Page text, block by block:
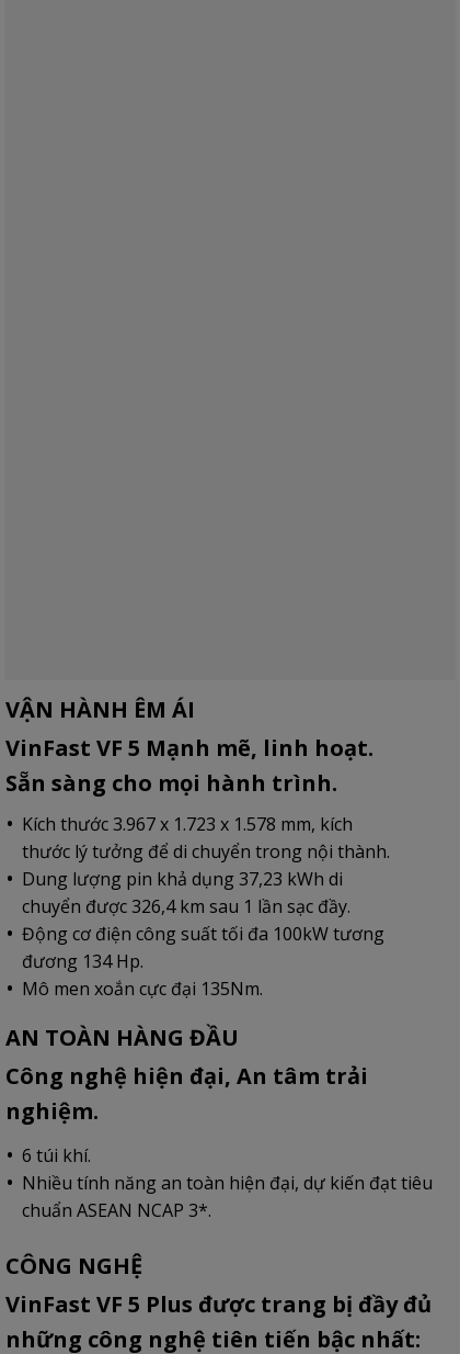
VẬN HÀNH ÊM ÁI
VinFast VF 5 Mạnh mẽ, linh hoạt.
Sẵn sàng cho mọi hành trình.
Kích thước 3.967 x 1.723 x 1.578 mm, kích
thước lý tưởng để di chuyển trong nội thành.
Dung lượng pin khả dụng 37,23 kWh di
chuyển được 326,4 km sau 1 lần sạc đầy.
Động cơ điện công suất tối đa 100kW tương
đương 134 Hp.
Mô men xoắn cực đại 135Nm.
AN TOÀN HÀNG ĐẦU
Công nghệ hiện đại, An tâm trải
nghiệm.
6 túi khí.
Nhiều tính năng an toàn hiện đại, dự kiến đạt tiêu
chuẩn ASEAN NCAP 3*.
CÔNG NGHỆ
VinFast VF 5 Plus được trang bị đầy đủ
những công nghệ tiên tiến bậc nhất: